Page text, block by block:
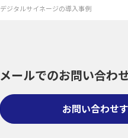
デジタルサイネージの導入事例
メールでのお問い合わ
お問い合わせ